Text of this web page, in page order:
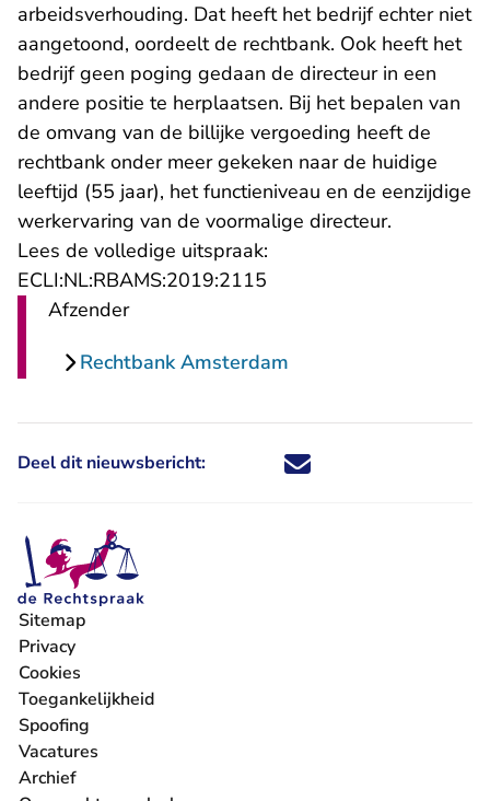
arbeidsverhouding. Dat heeft het bedrijf echter niet
aangetoond, oordeelt de rechtbank. Ook heeft het
bedrijf geen poging gedaan de directeur in een
andere positie te herplaatsen. Bij het bepalen van
de omvang van de billijke vergoeding heeft de
rechtbank onder meer gekeken naar de huidige
leeftijd (55 jaar), het functieniveau en de eenzijdige
werkervaring van de voormalige directeur.
Lees de volledige uitspraak:
ECLI:NL:RBAMS:2019:2115
Afzender
Rechtbank Amsterdam
Deel dit nieuwsbericht: Deel dit nieuwsbericht via X -
Deel dit nieuwsbericht via
Deel dit nieuwsbericht
Deel dit
Sitemap
Privacy
Cookies
Toegankelijkheid
Spoofing
Vacatures
- U verlaat Rechtspraak.nl
Archief